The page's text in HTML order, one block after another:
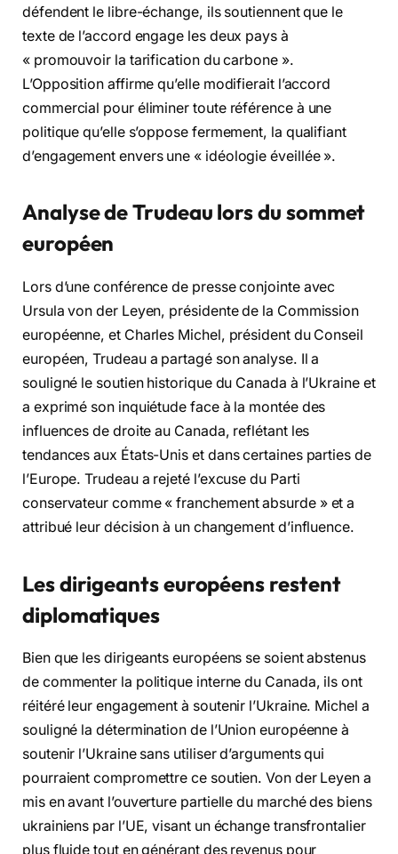
défendent le libre-échange, ils soutiennent que le
texte de l’accord engage les deux pays à
« promouvoir la tarification du carbone ».
L’Opposition affirme qu’elle modifierait l’accord
commercial pour éliminer toute référence à une
politique qu’elle s’oppose fermement, la qualifiant
d’engagement envers une « idéologie éveillée ».
Analyse de Trudeau lors du sommet
européen
Lors d’une conférence de presse conjointe avec
Ursula von der Leyen, présidente de la Commission
européenne, et Charles Michel, président du Conseil
européen, Trudeau a partagé son analyse. Il a
souligné le soutien historique du Canada à l’Ukraine et
a exprimé son inquiétude face à la montée des
influences de droite au Canada, reflétant les
tendances aux États-Unis et dans certaines parties de
l’Europe. Trudeau a rejeté l’excuse du Parti
conservateur comme « franchement absurde » et a
attribué leur décision à un changement d’influence.
Les dirigeants européens restent
diplomatiques
Bien que les dirigeants européens se soient abstenus
de commenter la politique interne du Canada, ils ont
réitéré leur engagement à soutenir l’Ukraine. Michel a
souligné la détermination de l’Union européenne à
soutenir l’Ukraine sans utiliser d’arguments qui
pourraient compromettre ce soutien. Von der Leyen a
mis en avant l’ouverture partielle du marché des biens
ukrainiens par l’UE, visant un échange transfrontalier
plus fluide tout en générant des revenus pour